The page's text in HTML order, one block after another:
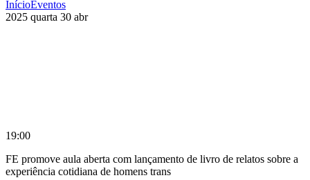
InícioEventos
2025 quarta 30 abr
19:00
FE promove aula aberta com lançamento de livro de relatos sobre a
experiência cotidiana de homens trans